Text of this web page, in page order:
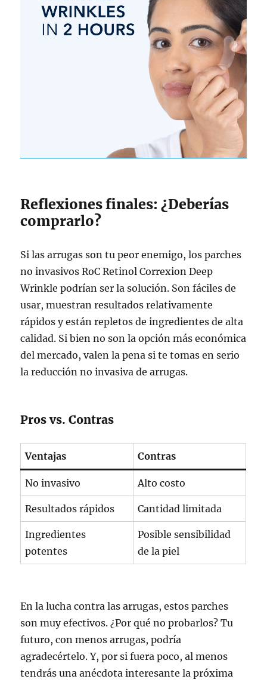
Reflexiones finales: ¿Deberías
comprarlo?
Si las arrugas son tu peor enemigo, los parches
no invasivos RoC Retinol Correxion Deep
Wrinkle podrían ser la solución. Son fáciles de
usar, muestran resultados relativamente
rápidos y están repletos de ingredientes de alta
calidad. Si bien no son la opción más económica
del mercado, valen la pena si te tomas en serio
la reducción no invasiva de arrugas.
Pros vs. Contras
Ventajas Contras
No invasivo Alto costo
Resultados rápidos Cantidad limitada
Ingredientes
potentes
Posible sensibilidad
de la piel
En la lucha contra las arrugas, estos parches
son muy efectivos. ¿Por qué no probarlos? Tu
futuro, con menos arrugas, podría
agradecértelo. Y, por si fuera poco, al menos
tendrás una anécdota interesante la próxima